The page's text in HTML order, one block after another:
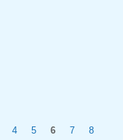
4 5 6 7
8